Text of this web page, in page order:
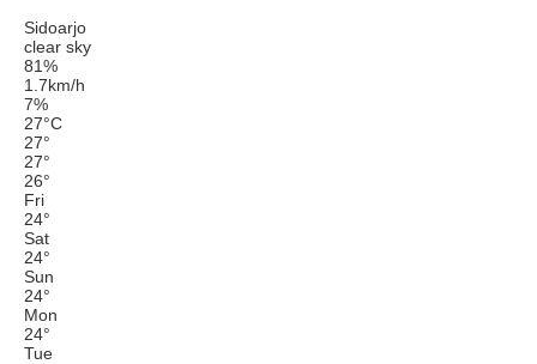
Sidoarjo
clear sky
81%
1.7km/h
7%
27°C
27°
27°
26°
Fri
24°
Sat
24°
Sun
24°
Mon
24°
Tue